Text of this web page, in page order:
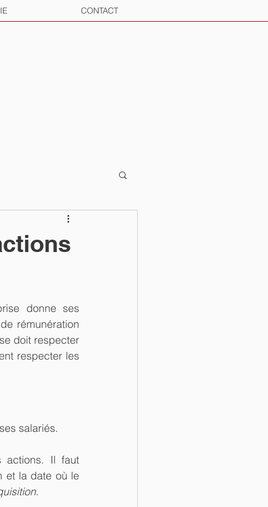
CONTACT
donne ses
rémunération
doit respecter
respecter les
salariés.
actions. Il faut
et la date où le
.